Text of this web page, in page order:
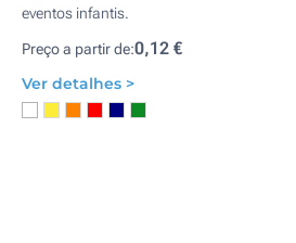
eventos infantis.
Preço a partir de:0,12 €
Ver detalhes >